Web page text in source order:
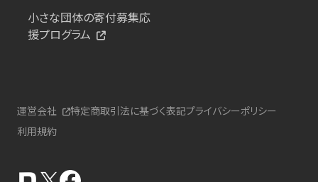
小さな団体の寄付募集応
援プログラム
運営会社 特定商取引法に基づく表記プライバシーポリシー
利用規約